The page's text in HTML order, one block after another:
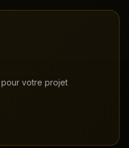
pour votre projet